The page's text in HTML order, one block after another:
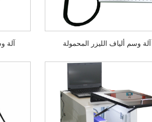
آلة آلة وسم ألياف الليزر المحمولة